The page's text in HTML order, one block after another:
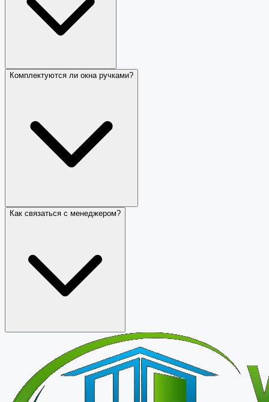
Комплектуются ли окна ручками?
Как связаться с менеджером?